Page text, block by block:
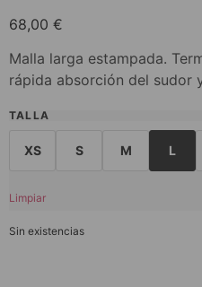
68,00 €
Malla larga estampada.
rápida absorción del sudor
TALLA
XS S M L
Limpiar
Sin existencias